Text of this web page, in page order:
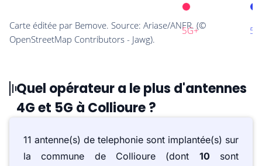
Quel opérateur a le plus d'antennes
4G et 5G à Collioure ?
11 antenne(s) de telephonie sont implantée(s) sur
la commune de Collioure (dont 10 sont